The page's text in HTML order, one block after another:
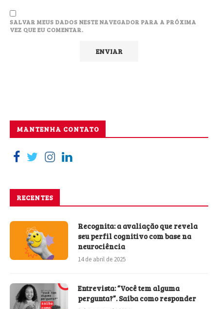
SALVAR MEUS DADOS NESTE NAVEGADOR PARA A PRÓXIMA
VEZ QUE EU COMENTAR.
MANTENHA CONTATO
RECENTES
Recognita: a avaliação que revela
seu perfil cognitivo com base na
neurociência
14 de abril de 2025
Entrevista: “Você tem alguma
pergunta?”. Saiba como responder